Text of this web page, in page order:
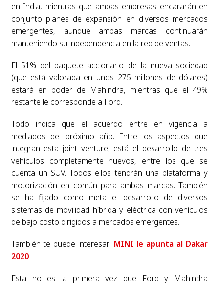
en India, mientras que ambas empresas encararán en
conjunto planes de expansión en diversos mercados
emergentes, aunque ambas marcas continuarán
manteniendo su independencia en la red de ventas.
El 51% del paquete accionario de la nueva sociedad
(que está valorada en unos 275 millones de dólares)
estará en poder de Mahindra, mientras que el 49%
restante le corresponde a Ford.
Todo indica que el acuerdo entre en vigencia a
mediados del próximo año. Entre los aspectos que
integran esta joint venture, está el desarrollo de tres
vehículos completamente nuevos, entre los que se
cuenta un SUV. Todos ellos tendrán una plataforma y
motorización en común para ambas marcas. También
se ha fijado como meta el desarrollo de diversos
sistemas de movilidad híbrida y eléctrica con vehículos
de bajo costo dirigidos a mercados emergentes.
También te puede interesar: MINI le apunta al Dakar
2020
Esta no es la primera vez que Ford y Mahindra